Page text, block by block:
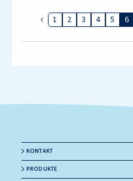
Vorherige Seite
1 2 3 4 5 6
KONTAKT
PRODUKTE